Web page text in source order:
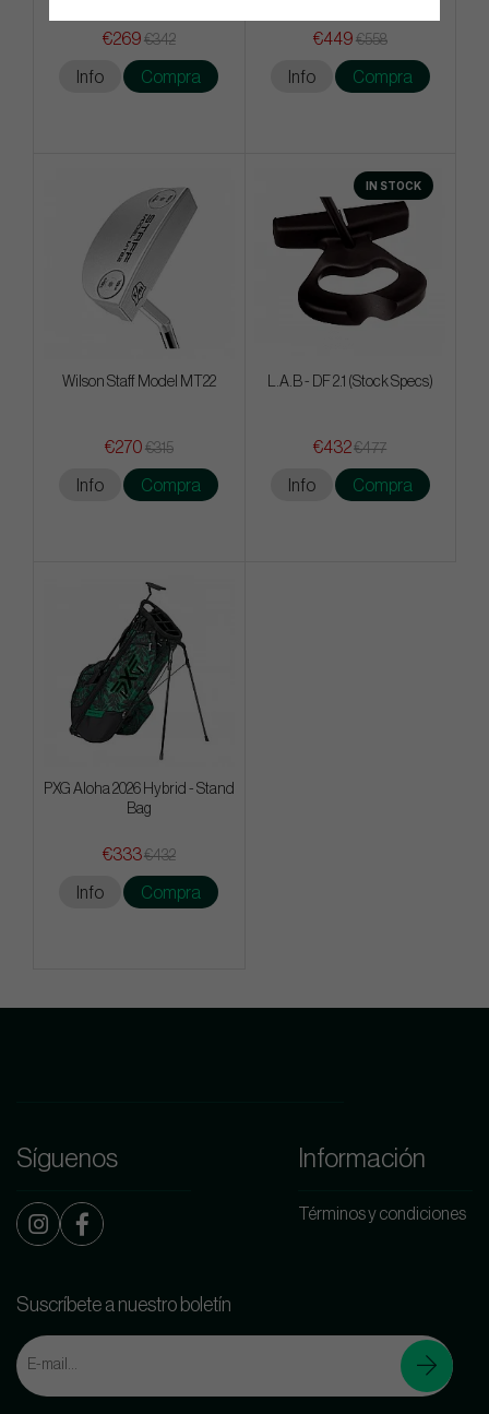
€269 €342
Info Compra
€449 €558
Info Compra
Wilson Staff Model MT22
€270 €315
Info Compra
IN STOCK
L.A.B - DF 2.1 (Stock Specs)
€432€477
Info Compra
PXG Aloha 2026 Hybrid - Stand
Bag
€333€432
Info Compra
Síguenos Información
Términos y condiciones
Suscríbete a nuestro boletín